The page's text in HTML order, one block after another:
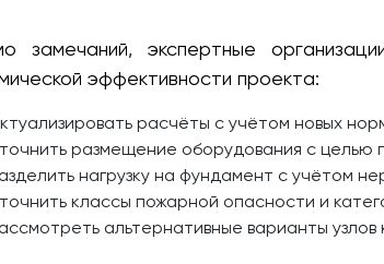
замечаний, экспертные
эффективности проекта:
расчёты с учётом новых
размещение оборудования с целью
нагрузку на фундамент с учётом
классы пожарной опасности и
альтернативные варианты